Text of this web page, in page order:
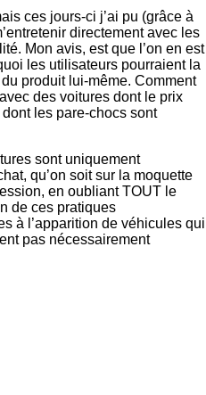
ces jours-ci j’ai pu (grâce à
directement avec les
Mon avis, est que l’on en est
les utilisateurs pourraient la
produit lui-même. Comment
des voitures dont le prix
les pare-chocs sont
sont uniquement
qu’on soit sur la moquette
en oubliant TOUT le
de ces pratiques
à l’apparition de véhicules qui
pas nécessairement